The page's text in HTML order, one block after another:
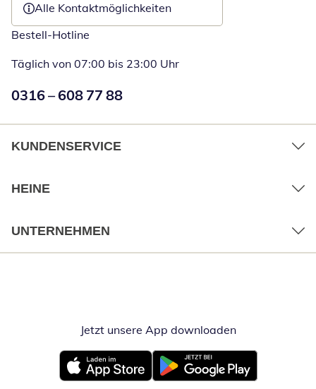
Alle Kontaktmöglichkeiten
Bestell-Hotline
Täglich von 07:00 bis 23:00 Uhr
Numéro de téléphone:
0316 – 608 77 88
KUNDENSERVICE
HEINE
UNTERNEHMEN
Jetzt unsere App downloadenÖffnet in
Öffnet in neuem FensterÖffnet in neuem Fenster